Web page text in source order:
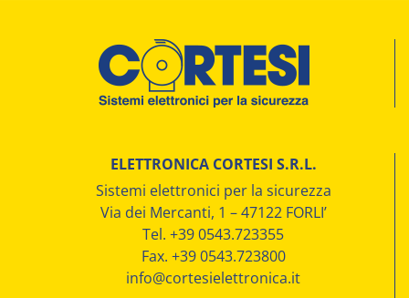
ELETTRONICA CORTESI S.R.L.
Sistemi elettronici per la sicurezza
Via dei Mercanti, 1 – 47122 FORLI’
Tel. +39 0543.723355
Fax. +39 0543.723800
info@cortesielettronica.it